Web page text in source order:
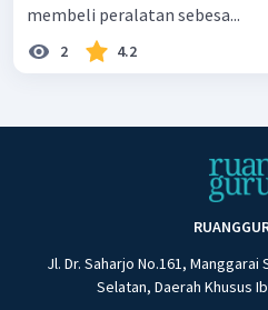
membeli peralatan sebesa...
2 4.2
Jl. Dr. Saharjo No.161,
Selatan, Daerah Khusus